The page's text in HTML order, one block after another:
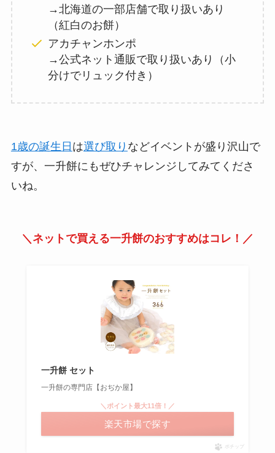
→北海道の一部店舗で取り扱いあり
（紅白のお餅）
アカチャンホンポ
→公式ネット通販で取り扱いあり（小
分けでリュック付き）
1歳の誕生日 は選び取り などイベントが盛り沢山で
すが、一升餅にもぜひチャレンジしてみてくださ
いね。
＼ネットで買える一升餅のおすすめはコレ！／
一升餅 セット
一升餅の専門店【おぢか屋】
＼ポイント最大11倍！／
楽天市場で探す
ポチップ